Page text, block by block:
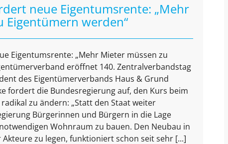
neue Eigentumsrente: „Mehr
Eigentümern werden“
Eigentumsrente: „Mehr Mieter müssen zu
eröffnet 140. Zentralverbandstag
des Eigentümerverbands Haus & Grund
fordert die Bundesregierung auf, den Kurs beim
zu ändern: „Statt den Staat weiter
Bürgerinnen und Bürgern in die Lage
Wohnraum zu bauen. Den Neubau in
zu legen, funktioniert schon seit sehr [...]